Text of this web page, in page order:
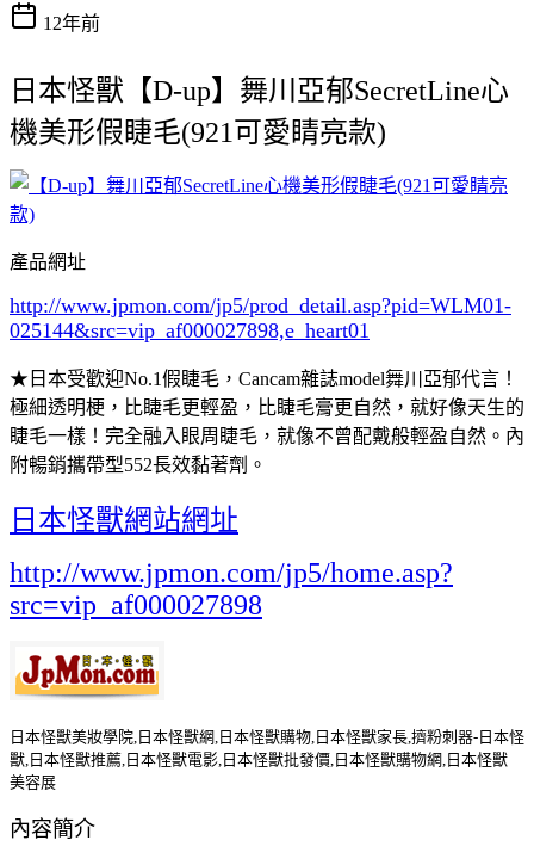
12年前
日本怪獸【D-up】舞川亞郁SecretLine心
機美形假睫毛(921可愛睛亮款)
產品網址
http://www.jpmon.com/jp5/prod_detail.asp?pid=WLM01-
025144&src=vip_af000027898,e_heart01
★日本受歡迎No.1假睫毛，Cancam雜誌model舞川亞郁代言！
極細透明梗，比睫毛更輕盈，比睫毛膏更自然，就好像天生的
睫毛一樣！完全融入眼周睫毛，就像不曾配戴般輕盈自然。內
附暢銷攜帶型552長效黏著劑。
日本怪獸網站網址
http://www.jpmon.com/jp5/home.asp?
src=vip_af000027898
日本怪獸美妝學院,日本怪獸網,日本怪獸購物,日本怪獸家長,擠粉刺器-日本怪
獸,日本怪獸推薦,日本怪獸電影,日本怪獸批發價,日本怪獸購物網,日本怪獸
美容展
內容簡介